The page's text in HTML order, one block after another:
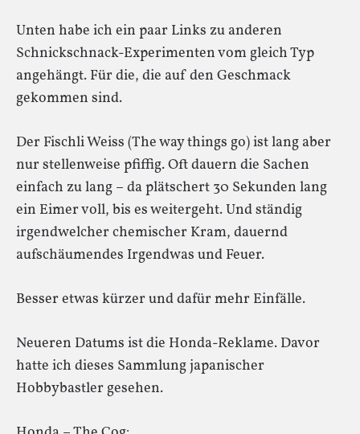
Unten habe ich ein paar Links zu anderen
Schnickschnack-Experimenten vom gleich Typ
angehängt. Für die, die auf den Geschmack
gekommen sind.
Der Fischli Weiss (The way things go) ist lang aber
nur stellenweise pfiffig. Oft dauern die Sachen
einfach zu lang – da plätschert 30 Sekunden lang
ein Eimer voll, bis es weitergeht. Und ständig
irgendwelcher chemischer Kram, dauernd
aufschäumendes Irgendwas und Feuer.
Besser etwas kürzer und dafür mehr Einfälle.
Neueren Datums ist die Honda-Reklame. Davor
hatte ich dieses Sammlung japanischer
Hobbybastler gesehen.